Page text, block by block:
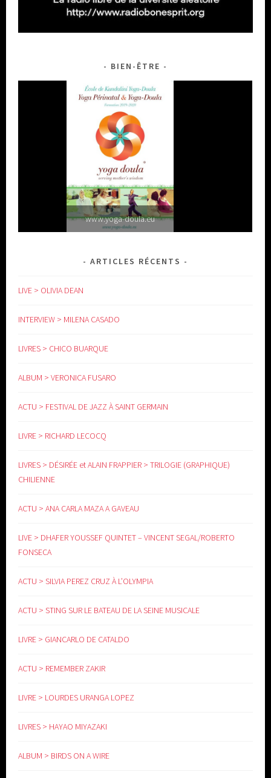
BIEN-ÊTRE
www.yoga-doula.eu
ARTICLES RÉCENTS
LIVE > OLIVIA DEAN
INTERVIEW > MILENA CASADO
LIVRES > CHICO BUARQUE
ALBUM > VERONICA FUSARO
ACTU > FESTIVAL DE JAZZ À SAINT GERMAIN
LIVRE > RICHARD LECOCQ
LIVRES > DÉSIRÉE et ALAIN FRAPPIER > TRILOGIE (GRAPHIQUE)
CHILIENNE
ACTU > ANA CARLA MAZA A GAVEAU
LIVE > DHAFER YOUSSEF QUINTET – VINCENT SEGAL/ROBERTO
FONSECA
ACTU > SILVIA PEREZ CRUZ À L’OLYMPIA
ACTU > STING SUR LE BATEAU DE LA SEINE MUSICALE
LIVRE > GIANCARLO DE CATALDO
ACTU > REMEMBER ZAKIR
LIVRE > LOURDES URANGA LOPEZ
LIVRES > HAYAO MIYAZAKI
ALBUM > BIRDS ON A WIRE